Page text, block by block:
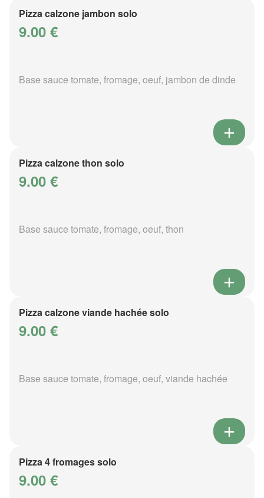
Pizza calzone jambon solo
9.00 €
Base sauce tomate, fromage, oeuf, jambon de dinde
Pizza calzone thon solo
9.00 €
Base sauce tomate, fromage, oeuf, thon
Pizza calzone viande hachée solo
9.00 €
Base sauce tomate, fromage, oeuf, viande hachée
Pizza 4 fromages solo
9.00 €